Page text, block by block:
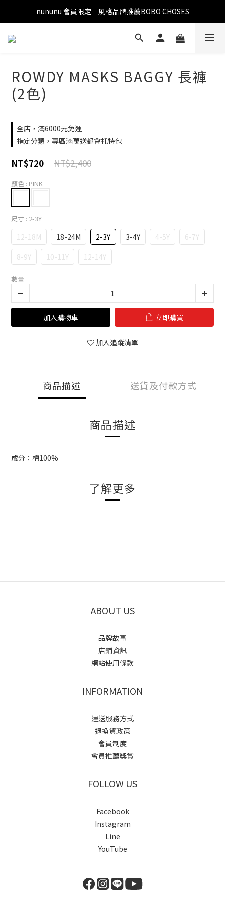
nununu 會員限定｜風格品牌推薦BOBO CHOSES
ROWDY MASKS BAGGY 長褲
(2色)
全店，滿6000元免運
指定分類，專區滿萬送都會托特包
NT$2,400
NT$720
顏色 : PINK
尺寸 : 2-3Y
12-18M 18-24M 2-3Y 3-4Y 4-5Y
6-7Y
8-9Y
10-11Y 12-14Y
數量
加入購物車 立即購買
加入追蹤清單
商品描述 送貨及付款方式
商品描述
成分：棉100%
了解更多
ABOUT US
品牌故事
店鋪資訊
網站使用條款
INFORMATION
運送服務方式
退換貨政策
會員制度
會員推薦獎賞
FOLLOW US
Facebook
Instagram
Line
YouTube